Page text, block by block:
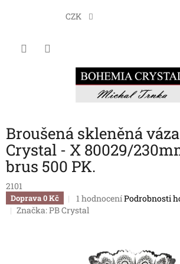
CZK
Broušená skleněná
Crystal - X 80029/
brus 500 PK.
2101
Doprava 0 Kč
Průměrné
hodnocení
1 hodnoceníPodrobnosti
Značka:PB Crystal